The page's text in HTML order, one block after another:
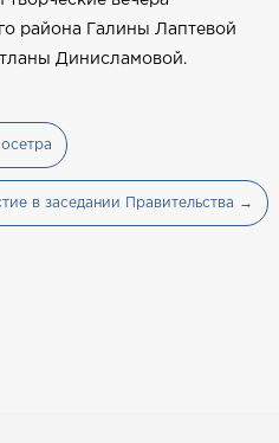
района Галины Лаптевой
Динисламовой.
в заседании Правительства →